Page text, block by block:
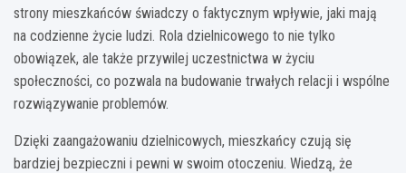
strony mieszkańców świadczy o faktycznym wpływie, jaki mają
na codzienne życie ludzi. Rola dzielnicowego to nie tylko
obowiązek, ale także przywilej uczestnictwa w życiu
społeczności, co pozwala na budowanie trwałych relacji i wspólne
rozwiązywanie problemów.
Dzięki zaangażowaniu dzielnicowych, mieszkańcy czują się
bardziej bezpieczni i pewni w swoim otoczeniu. Wiedzą, że